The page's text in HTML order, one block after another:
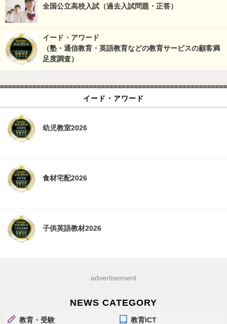
全国公立高校入試（過去入試問題・正答）
イード・アワード
（塾・通信教育・英語教育などの教育サービスの顧客満
足度調査）
イード・アワード
幼児教室2026
食材宅配2026
子供英語教材2026
advertisement
NEWS CATEGORY
教育・受験 教育ICT